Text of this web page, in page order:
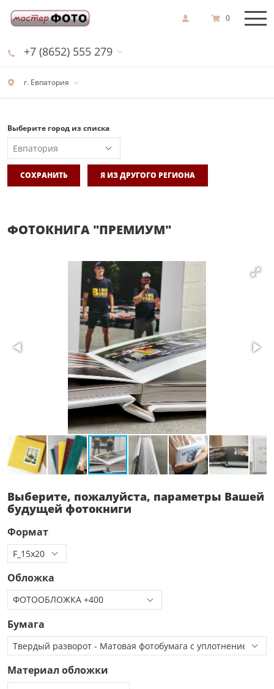
г. Евпатория
+7 (8652) 555 279
0
Выберите город из списка
СОХРАНИТЬ Я ИЗ ДРУГОГО РЕГИОНА
ФОТОКНИГА "ПРЕМИУМ"
Выберите, пожалуйста, параметры Вашей
будущей фотокниги
Формат
Обложка
Бумага
Материал обложки